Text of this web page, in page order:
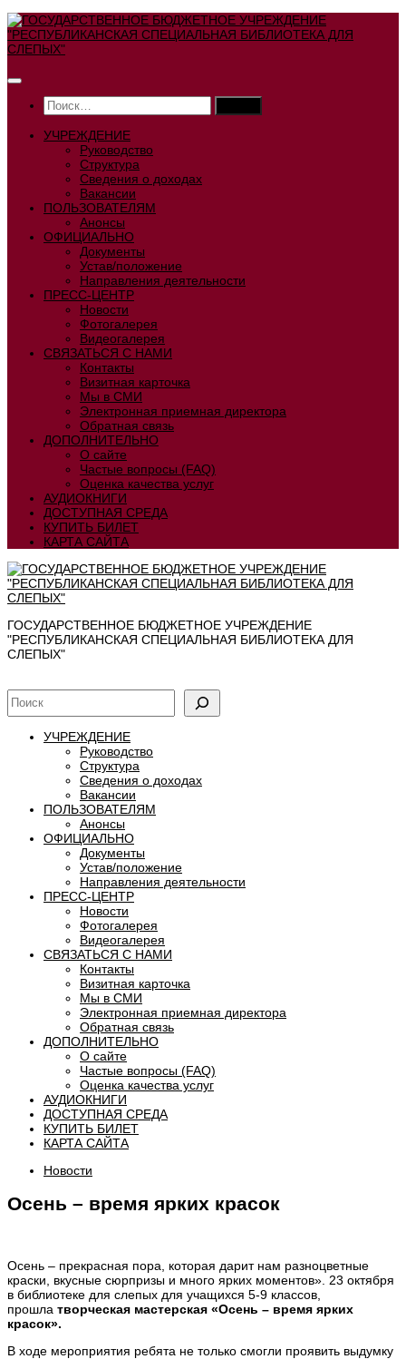
Перейти
к
содержимому
Найти:
УЧРЕЖДЕНИЕ
Руководство
Структура
Сведения о доходах
Вакансии
ПОЛЬЗОВАТЕЛЯМ
Анонсы
ОФИЦИАЛЬНО
Документы
Устав/положение
Направления деятельности
ПРЕСС-ЦЕНТР
Новости
Фотогалерея
Видеогалерея
СВЯЗАТЬСЯ С НАМИ
Контакты
Визитная карточка
Мы в СМИ
Электронная приемная директора
Обратная связь
ДОПОЛНИТЕЛЬНО
О сайте
Частые вопросы (FAQ)
Оценка качества услуг
АУДИОКНИГИ
ДОСТУПНАЯ СРЕДА
КУПИТЬ БИЛЕТ
КАРТА САЙТА
ГОСУДАРСТВЕННОЕ БЮДЖЕТНОЕ УЧРЕЖДЕНИЕ
"РЕСПУБЛИКАНСКАЯ СПЕЦИАЛЬНАЯ БИБЛИОТЕКА ДЛЯ
СЛЕПЫХ"
УЧРЕЖДЕНИЕ
Руководство
Структура
Сведения о доходах
Вакансии
ПОЛЬЗОВАТЕЛЯМ
Анонсы
ОФИЦИАЛЬНО
Документы
Устав/положение
Направления деятельности
ПРЕСС-ЦЕНТР
Новости
Фотогалерея
Видеогалерея
СВЯЗАТЬСЯ С НАМИ
Контакты
Визитная карточка
Мы в СМИ
Электронная приемная директора
Обратная связь
ДОПОЛНИТЕЛЬНО
О сайте
Частые вопросы (FAQ)
Оценка качества услуг
АУДИОКНИГИ
ДОСТУПНАЯ СРЕДА
КУПИТЬ БИЛЕТ
КАРТА САЙТА
Новости
Осень – время ярких красок
Осень – прекрасная пора, которая дарит нам разноцветные
краски, вкусные сюрпризы и много ярких моментов». 23 октября
в библиотеке для слепых для учащихся 5-9 классов,
прошла творческая мастерская «Осень – время ярких
красок».
В ходе мероприятия ребята не только смогли проявить выдумку